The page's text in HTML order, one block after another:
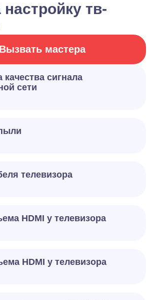
тв-
Вызвать мастера
качества сигнала
сети
телевизора
HDMI у телевизора
HDMI у телевизора